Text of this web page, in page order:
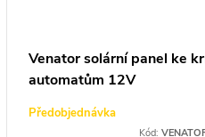
Venator solární panel ke
automatům 12V
Předobjednávka
Kód: